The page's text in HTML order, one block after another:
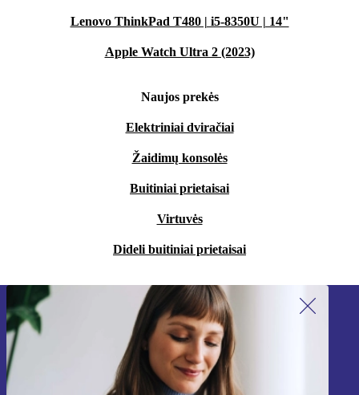
Lenovo ThinkPad T480 | i5-8350U | 14"
Apple Watch Ultra 2 (2023)
Naujos prekės
Elektriniai dviračiai
Žaidimų konsolės
Buitiniai prietaisai
Virtuvės
Dideli buitiniai prietaisai
Užsiprenumeruok mūsų naujienlaiškį!
Nebepraleisk nė vieno pasiūlymo.